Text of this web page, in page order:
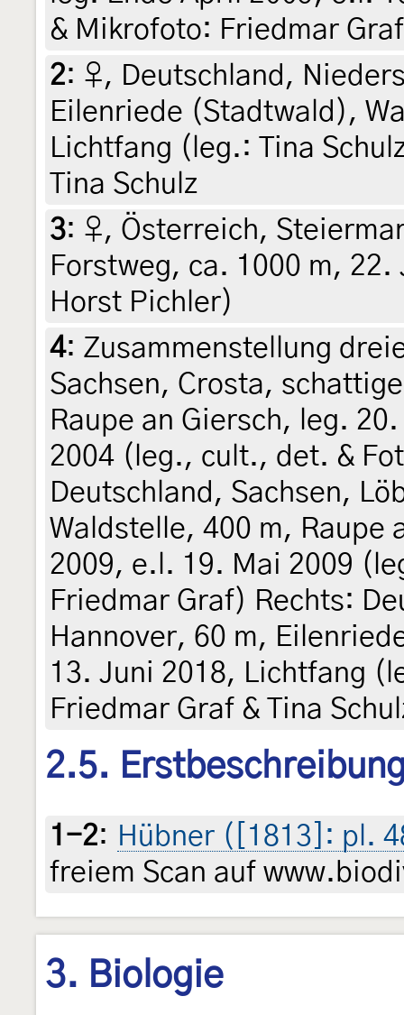
& Mikrofoto: Friedmar
2: ♀, Deutschland,
Eilenriede (Stadtwald),
Lichtfang (leg.: Tina
Tina Schulz
3: ♀, Österreich,
Forstweg, ca. 1000 m,
Horst Pichler)
4: Zusammenstellung
Sachsen, Crosta,
Raupe an Giersch, leg.
2004 (leg., cult., det. &
Deutschland, Sachsen,
Waldstelle, 400 m, Raupe
2009, e.l. 19. Mai 2009
Friedmar Graf) Rechts:
Hannover, 60 m,
13. Juni 2018, Lichtfang
Friedmar Graf & Tina
2.5.
1-2: Hübner ([1813]: pl.
freiem Scan auf
3. Biologie